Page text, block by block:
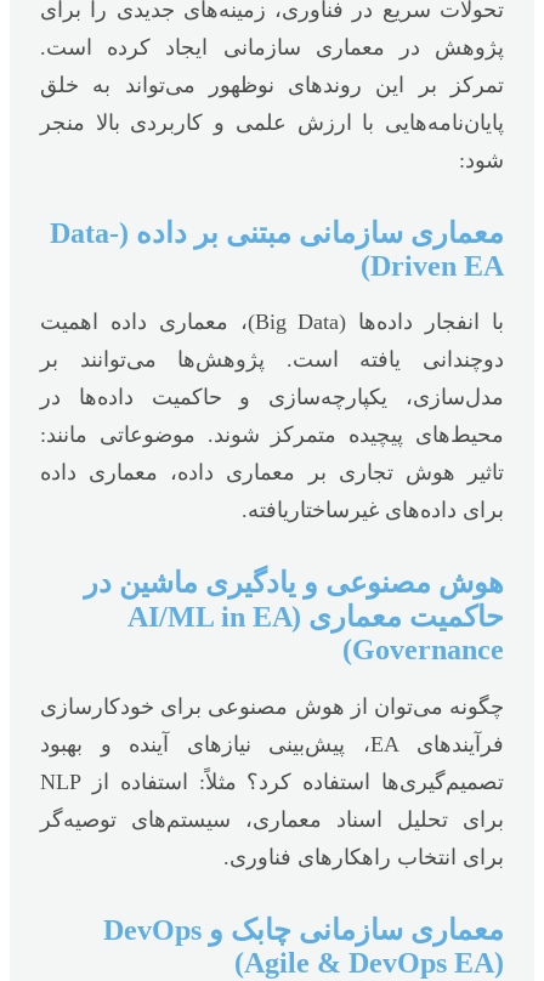
تحولات سریع در فناوری، زمینه‌های جدیدی را برای
پژوهش در معماری سازمانی ایجاد کرده است.
تمرکز بر این روندهای نوظهور می‌تواند به خلق
پایان‌نامه‌هایی با ارزش علمی و کاربردی بالا منجر
شود:
معماری سازمانی مبتنی بر داده (Data-
Driven EA)
با انفجار داده‌ها (Big Data)، معماری داده اهمیت
دوچندانی یافته است. پژوهش‌ها می‌توانند بر
مدل‌سازی، یکپارچه‌سازی و حاکمیت داده‌ها در
محیط‌های پیچیده متمرکز شوند. موضوعاتی مانند:
تاثیر هوش تجاری بر معماری داده، معماری داده
برای داده‌های غیرساختاریافته.
هوش مصنوعی و یادگیری ماشین در
حاکمیت معماری (AI/ML in EA
Governance)
چگونه می‌توان از هوش مصنوعی برای خودکارسازی
فرآیندهای EA، پیش‌بینی نیازهای آینده و بهبود
تصمیم‌گیری‌ها استفاده کرد؟ مثلاً: استفاده از NLP
برای تحلیل اسناد معماری، سیستم‌های توصیه‌گر
برای انتخاب راهکارهای فناوری.
معماری سازمانی چابک و DevOps
(Agile & DevOps EA)